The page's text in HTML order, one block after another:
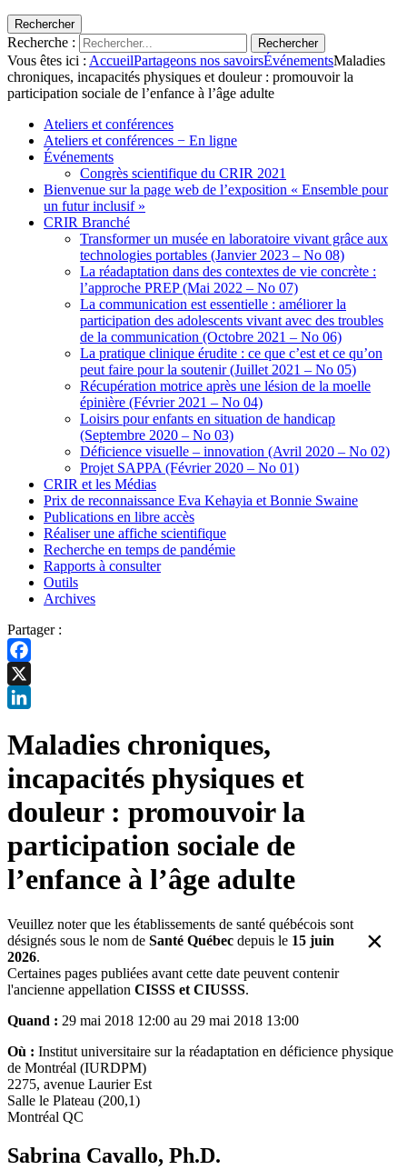
Rechercher
Recherche : Rechercher
Vous êtes ici : AccueilPartageons nos savoirsÉvénementsMaladies
chroniques, incapacités physiques et douleur : promouvoir la
participation sociale de l’enfance à l’âge adulte
Ateliers et conférences
Ateliers et conférences − En ligne
Événements
Congrès scientifique du CRIR 2021
Bienvenue sur la page web de l’exposition « Ensemble pour
un futur inclusif »
CRIR Branché
Transformer un musée en laboratoire vivant grâce aux
technologies portables (Janvier 2023 – No 08)
La réadaptation dans des contextes de vie concrète :
l’approche PREP (Mai 2022 – No 07)
La communication est essentielle : améliorer la
participation des adolescents vivant avec des troubles
de la communication (Octobre 2021 – No 06)
La pratique clinique érudite : ce que c’est et ce qu’on
peut faire pour la soutenir (Juillet 2021 – No 05)
Récupération motrice après une lésion de la moelle
épinière (Février 2021 – No 04)
Loisirs pour enfants en situation de handicap
(Septembre 2020 – No 03)
Déficience visuelle – innovation (Avril 2020 – No 02)
Projet SAPPA (Février 2020 – No 01)
CRIR et les Médias
Prix de reconnaissance Eva Kehayia et Bonnie Swaine
Publications en libre accès
Réaliser une affiche scientifique
Recherche en temps de pandémie
Rapports à consulter
Outils
Archives
Partager :
Facebook
X
Maladies chroniques,
incapacités physiques et
douleur : promouvoir la
participation sociale de
l’enfance à l’âge adulte
Veuillez noter que les établissements de santé québécois sont
désignés sous le nom de Santé Québec depuis le 15 juin
2026.
Certaines pages publiées avant cette date peuvent contenir
l'ancienne appellation CISSS et CIUSSS.
×
Quand : 29 mai 2018 12:00 au 29 mai 2018 13:00
Où : Institut universitaire sur la réadaptation en déficience physique
de Montréal (IURDPM)
2275, avenue Laurier Est
Salle le Plateau (200,1)
Montréal QC
Sabrina Cavallo, Ph.D.